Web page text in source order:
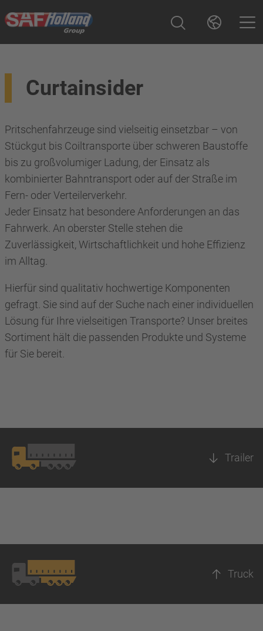
Curtainsider
Pritschenfahrzeuge sind vielseitig einsetzbar – von
Stückgut bis Coiltransporte über schweren Baustoffe
bis zu großvolumiger Ladung, der Einsatz als
kombinierter Bahntransport oder auf der Straße im
Fern- oder Verteilerverkehr.
Jeder Einsatz hat besondere Anforderungen an das
Fahrwerk. An oberster Stelle stehen die
Zuverlässigkeit, Wirtschaftlichkeit und hohe Effizienz
im Alltag.
Hierfür sind qualitativ hochwertige Komponenten
gefragt. Sie sind auf der Suche nach einer individuellen
Lösung für Ihre vielseitigen Transporte? Unser breites
Sortiment hält die passenden Produkte und Systeme
für Sie bereit.
Trailer
Truck